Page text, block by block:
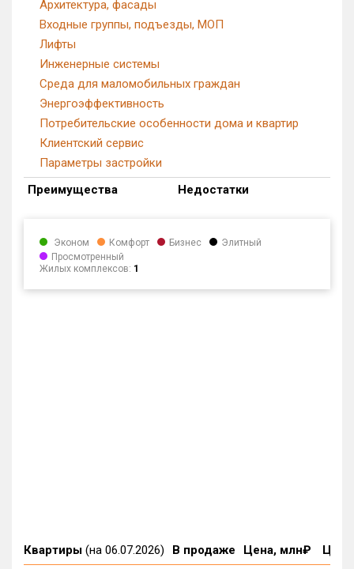
Архитектура, фасады
Входные группы, подъезды, МОП
Лифты
Инженерные системы
Среда для маломобильных граждан
Энергоэффективность
Потребительские особенности дома и квартир
Клиентский сервис
Параметры застройки
Преимущества
Недостатки
Эконом Комфорт Бизнес
Элитный
Просмотренный
Жилых комплексов: 1
Квартиры (на 06.07.2026) В продаже Цена, млн₽